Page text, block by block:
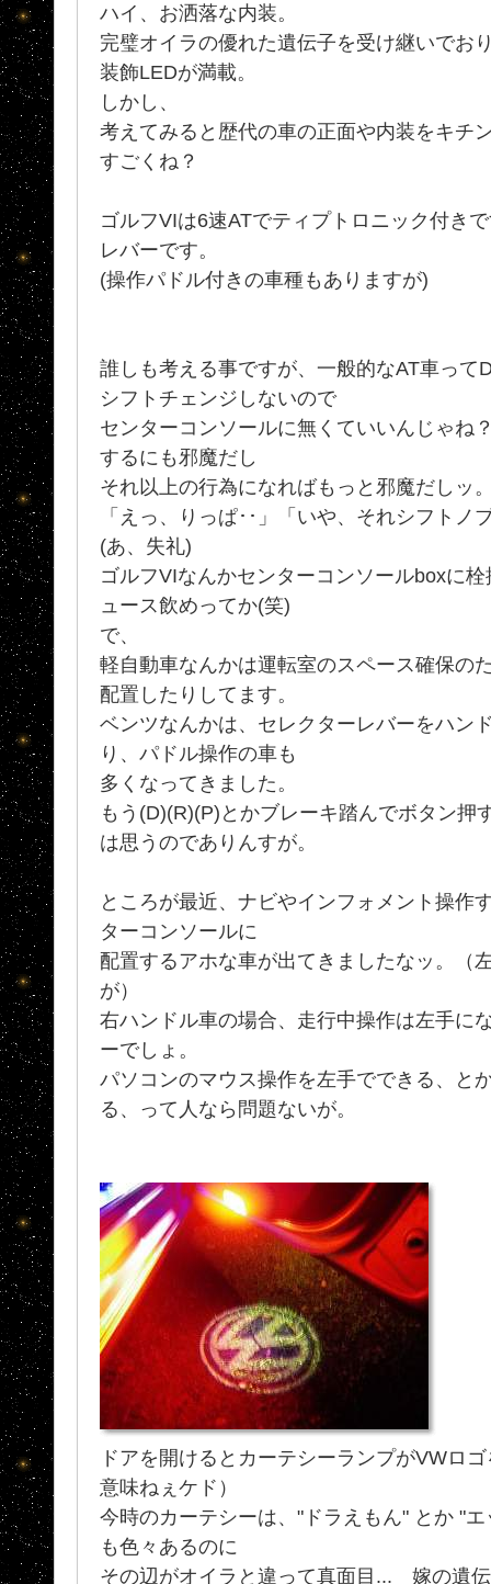
ハイ、お洒落な内装。
完璧オイラの優れた遺伝子を受け継いでお
装飾LEDが満載。
しかし、
考えてみると歴代の車の正面や内装をキチ
すごくね？
ゴルフVIは6速ATでティプトロニック付き
レバーです。
(操作パドル付きの車種もありますが)
誰しも考える事ですが、一般的なAT車って
シフトチェンジしないので
センターコンソールに無くていいんじゃね
するにも邪魔だし
それ以上の行為になればもっと邪魔だしッ
「えっ、りっぱ･･」「いや、それシフトノ
(あ、失礼)
ゴルフVIなんかセンターコンソールboxに
ュース飲めってか(笑)
で、
軽自動車なんかは運転室のスペース確保の
配置したりしてます。
ベンツなんかは、セレクターレバーをハン
り、パドル操作の車も
多くなってきました。
もう(D)(R)(P)とかブレーキ踏んでボタン押
は思うのでありんすが。
ところが最近、ナビやインフォメント操作
ターコンソールに
配置するアホな車が出てきましたなッ。（
が）
右ハンドル車の場合、走行中操作は左手に
ーでしょ。
パソコンのマウス操作を左手でできる、と
る、って人なら問題ないが。
ドアを開けるとカーテシーランプがVWロ
意味ねぇケド）
今時のカーテシーは、"ドラえもん" とか "
も色々あるのに
その辺がオイラと違って真面目... 嫁の遺